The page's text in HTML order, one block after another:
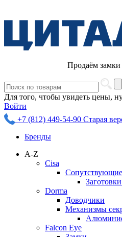
Продаём замки
Для того, чтобы увидеть цены,
Войти
+7 (812) 449-54-90 Старая
Бренды
A-Z
Cisa
Dorma
Доводчики
Механизмы
Falcon Eye